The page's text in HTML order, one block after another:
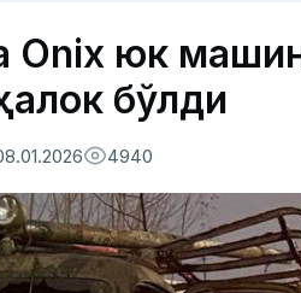
Onix юк
бўлди
4940